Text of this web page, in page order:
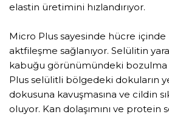
elastin üretimini hızlandırıyor.
Micro Plus sayesinde hücre içinde
aktfileşme sağlanıyor. Selülitin
kabuğu görünümündeki bozulma
Plus selülitli bölgedeki dokuların
dokusuna kavuşmasına ve cildin
oluyor. Kan dolaşımını ve protein